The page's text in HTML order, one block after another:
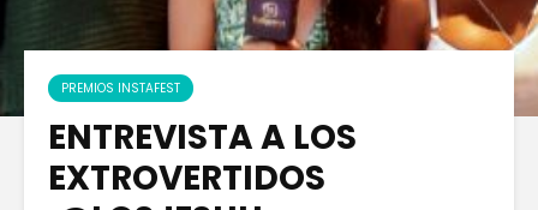
PREMIOS INSTAFEST
ENTREVISTA A LOS
EXTROVERTIDOS